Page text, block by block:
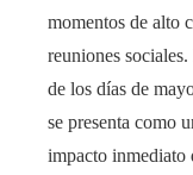
momentos de alto
reuniones
de los días de
se presenta como
impacto inmediato